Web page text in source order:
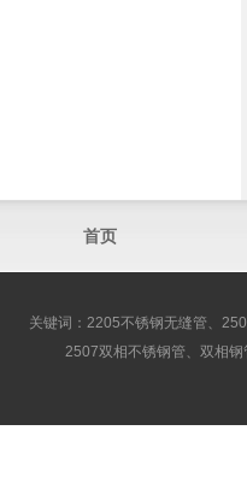
首页
关键词：2205不锈钢无缝管、
2507双相不锈钢管、双相